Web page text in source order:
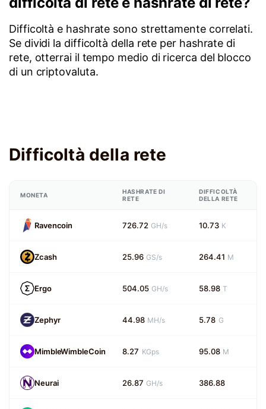
Difficoltà e hashrate sono strettamente correlati.
Se dividi la difficoltà della rete per hashrate di
rete, otterrai il tempo medio di ricerca del blocco
di un criptovaluta.
Difficoltà della rete
MONETA
HASHRATE DI
RETE
DIFFICOLTÀ
DELLA RETE
Ravencoin 726.72 GH/s 10.73 K
Zcash 25.96 GS/s 264.41 M
Ergo 504.05 GH/s 58.98 T
Zephyr 44.98 MH/s 5.78 G
MimbleWimbleCoin 8.27 KGps 95.08 M
Neurai 26.87 GH/s 386.88